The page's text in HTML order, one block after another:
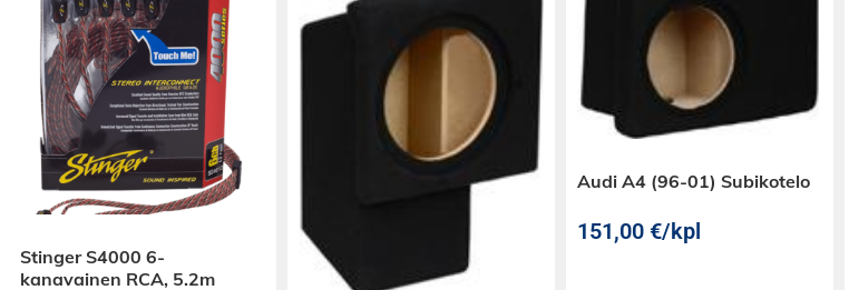
Stinger S4000 6-
kanavainen RCA, 5.2m
Audi A4 (96-01) Subikotelo
151,00 €/kpl